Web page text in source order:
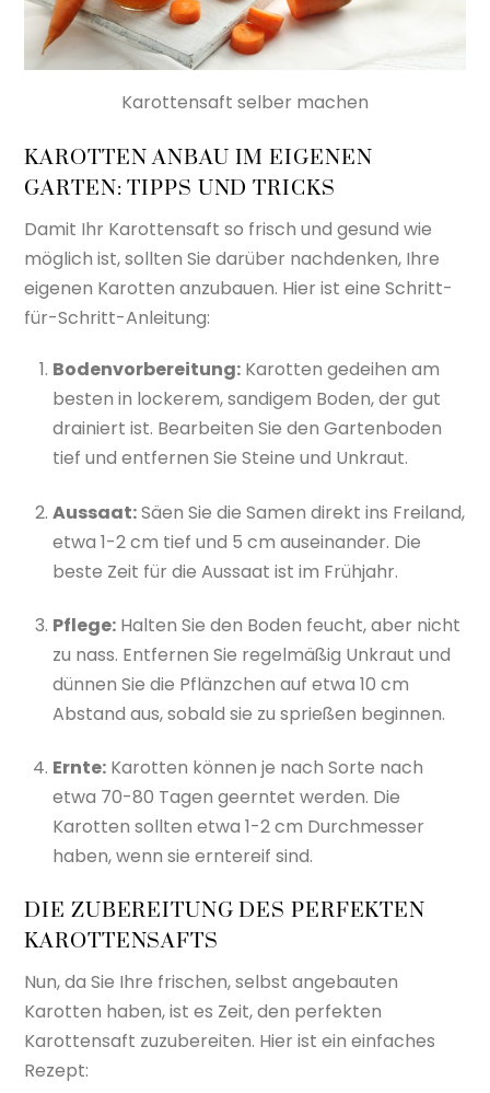
Karottensaft selber machen
KAROTTEN ANBAU IM EIGENEN
GARTEN: TIPPS UND TRICKS
Damit Ihr Karottensaft so frisch und gesund wie
möglich ist, sollten Sie darüber nachdenken, Ihre
eigenen Karotten anzubauen. Hier ist eine Schritt-
für-Schritt-Anleitung:
Bodenvorbereitung: Karotten gedeihen am
besten in lockerem, sandigem Boden, der gut
drainiert ist. Bearbeiten Sie den Gartenboden
tief und entfernen Sie Steine und Unkraut.
Aussaat:Säen Sie die Samen direkt ins Freiland,
etwa 1-2 cm tief und 5 cm auseinander. Die
beste Zeit für die Aussaat ist im Frühjahr.
Pflege: Halten Sie den Boden feucht, aber nicht
zu nass. Entfernen Sie regelmäßig Unkraut und
dünnen Sie die Pflänzchen auf etwa 10 cm
Abstand aus, sobald sie zu sprießen beginnen.
Ernte: Karotten können je nach Sorte nach
etwa 70-80 Tagen geerntet werden. Die
Karotten sollten etwa 1-2 cm Durchmesser
haben, wenn sie erntereif sind.
DIE ZUBEREITUNG DES PERFEKTEN
KAROTTENSAFTS
Nun, da Sie Ihre frischen, selbst angebauten
Karotten haben, ist es Zeit, den perfekten
Karottensaft zuzubereiten. Hier ist ein einfaches
Rezept: